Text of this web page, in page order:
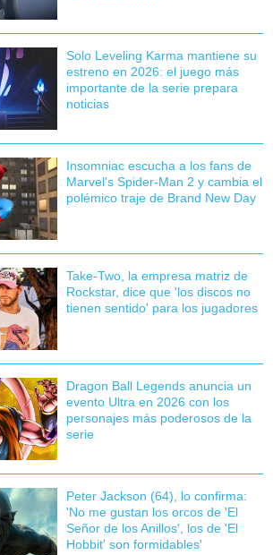
Solo Leveling Karma mantiene su
estreno en 2026: el juego más
importante de la serie prepara
noticias
Insomniac escucha a los fans de
Marvel's Spider-Man 2 y cambia el
polémico traje de Brand New Day
Take-Two, la empresa matriz de
Rockstar, dice que 'los discos no
tienen sentido' para los jugadores
Dragon Ball Legends anuncia un
evento Ultra en 2026 con los
personajes más poderosos de la
serie
Peter Jackson (64), lo confirma:
'No me gustan los orcos de 'El
Señor de los Anillos', los de 'El
Hobbit' son formidables'